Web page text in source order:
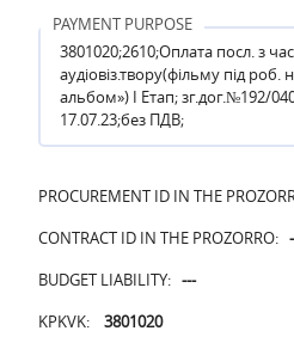
PAYMENT PURPOSE
3801020;2610;Оплата посл. з
аудіовіз.твору(фільму під
альбом») І Етап; зг.дог.№192/
17.07.23;без ПДВ;
PROCUREMENT ID IN THE
CONTRACT ID IN THE PROZORRO:
BUDGET LIABILITY: ---
KPKVK: 3801020